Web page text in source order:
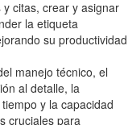
citas, crear y asignar
la etiqueta
su productividad
manejo técnico, el
al detalle, la
y la capacidad
cruciales para